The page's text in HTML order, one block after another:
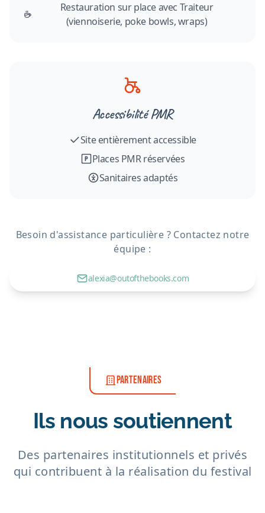
Restauration sur place avec Traiteur
(viennoiserie, poke bowls, wraps)
Accessibilité PMR
Site entièrement accessible
Places PMR réservées
Sanitaires adaptés
Besoin d'assistance particulière ? Contactez notre
équipe :
alexia@outofthebooks.com
PARTENAIRES
Ils nous soutiennent
Des partenaires institutionnels et privés
qui contribuent à la réalisation du festival